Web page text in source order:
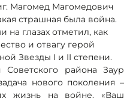
Магомед Магомедович
страшная была война.
глазах отметил, как
и отвагу герой
Звезды I и II степени.
района Заур
нового поколения –
жизнь на войне. «Ваш